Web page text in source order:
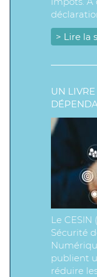
> Lire la
UN
Le
Sécurité
publient
réduire